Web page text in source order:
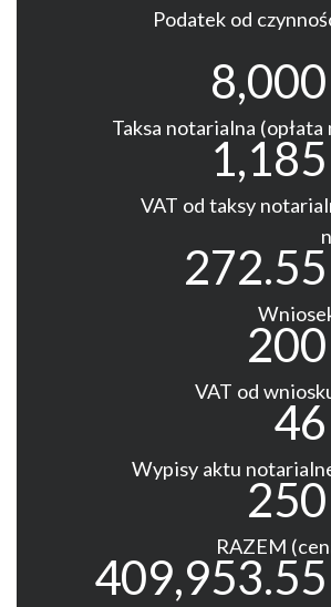
Podatek od
Taksa notarialna
VAT od taksy
VAT od
Wypisy aktu
RAZEM